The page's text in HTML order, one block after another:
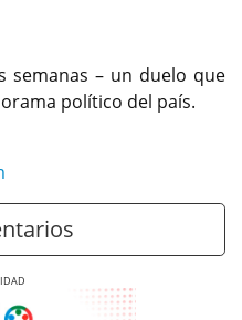
semanas – un duelo que
político del país.